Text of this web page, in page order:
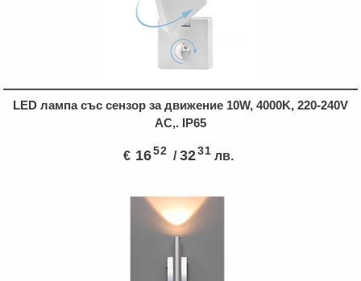
LED лампа със сензор за движение 10W, 4000K, 220-240V
AC,. IP65
€ 1652 /3231 лв.